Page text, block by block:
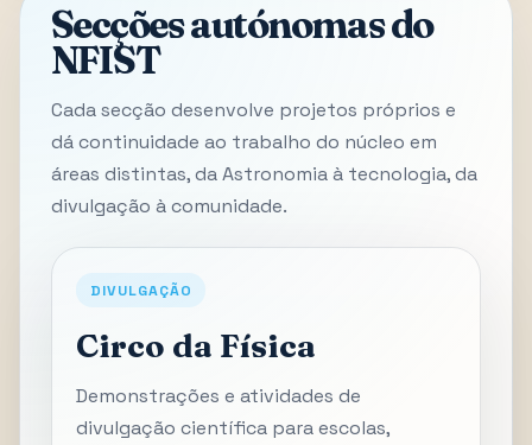
Secções autónomas do
NFIST
Cada secção desenvolve projetos próprios e
dá continuidade ao trabalho do núcleo em
áreas distintas, da Astronomia à tecnologia, da
divulgação à comunidade.
DIVULGAÇÃO
Circo da Física
Demonstrações e atividades de
divulgação científica para escolas,